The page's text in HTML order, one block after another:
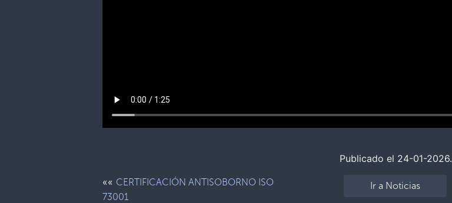
Publicado el 24-01-2026.
«« CERTIFICACIÓN ANTISOBORNO ISO
73001
Ir a Noticias